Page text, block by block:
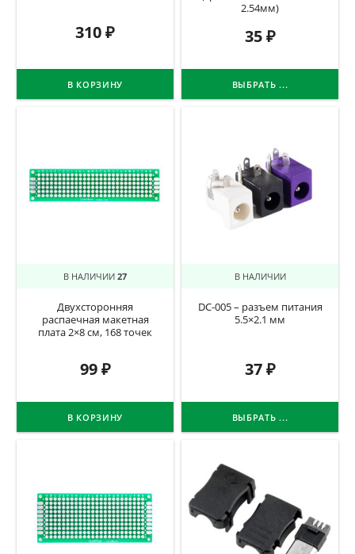
310₽
В КОРЗИНУ
2.54мм)
35₽
ВЫБРАТЬ ...
В НАЛИЧИИ 27
Двухсторонняя
распаечная макетная
плата 2×8 см, 168 точек
99₽
В КОРЗИНУ
В НАЛИЧИИ
DC-005 – разъем питания
5.5×2.1 мм
37₽
ВЫБРАТЬ ...